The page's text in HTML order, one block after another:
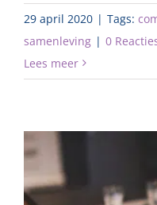
29 april 2020 | Tags:
samenleving | 0
Lees meer